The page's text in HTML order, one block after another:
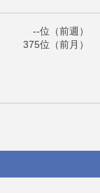
--位（前週）
375位（前月）